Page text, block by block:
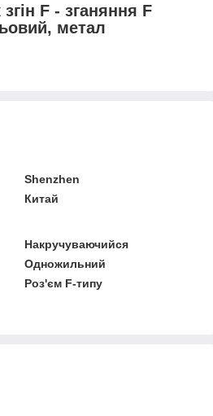
F - зганяння F
метал
Shenzhen
Китай
Накручуваючийся
Одножильний
Роз'єм F-типу